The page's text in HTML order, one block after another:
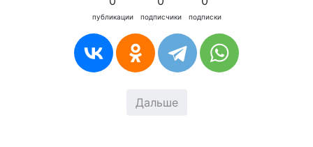
публикации подписчики подписки
Дальше